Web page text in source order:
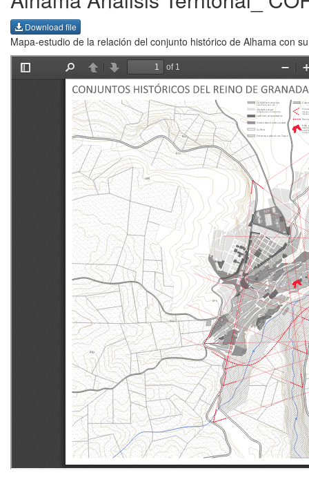
Download file
Mapa-estudio de la relación del conjunto histórico de Alhama con